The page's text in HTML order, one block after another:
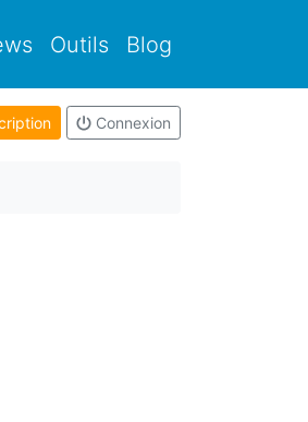
Outils Blog
Connexion